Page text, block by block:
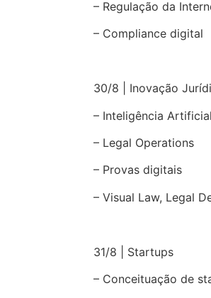
– Regulação da
– Compliance digital
30/8 | Inovação
– Inteligência
– Legal Operations
– Provas digitais
– Visual Law, Legal
31/8 | Startups
– Conceituação de